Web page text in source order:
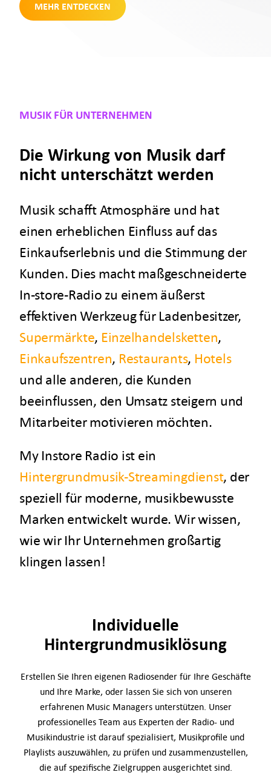
MEHR ENTDECKEN
MUSIK FÜR UNTERNEHMEN
Die Wirkung von Musik darf
nicht unterschätzt werden
Musik schafft Atmosphäre und hat
einen erheblichen Einfluss auf das
Einkaufserlebnis und die Stimmung der
Kunden. Dies macht maßgeschneiderte
In-store-Radio zu einem äußerst
effektiven Werkzeug für Ladenbesitzer,
Supermärkte, Einzelhandelsketten,
Einkaufszentren, Restaurants, Hotels
und alle anderen, die Kunden
beeinflussen, den Umsatz steigern und
Mitarbeiter motivieren möchten.
My Instore Radio ist ein
Hintergrundmusik-Streamingdienst, der
speziell für moderne, musikbewusste
Marken entwickelt wurde. Wir wissen,
wie wir Ihr Unternehmen großartig
klingen lassen!
Individuelle
Hintergrundmusiklösung
Erstellen Sie Ihren eigenen Radiosender für Ihre Geschäfte
und Ihre Marke, oder lassen Sie sich von unseren
erfahrenen Music Managers unterstützen. Unser
professionelles Team aus Experten der Radio- und
Musikindustrie ist darauf spezialisiert, Musikprofile und
Playlists auszuwählen, zu prüfen und zusammenzustellen,
die auf spezifische Zielgruppen ausgerichtet sind.